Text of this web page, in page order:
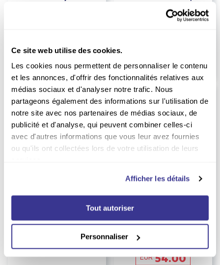
Ce site web utilise des cookies.
Les cookies nous permettent de personnaliser le contenu
et les annonces, d'offrir des fonctionnalités relatives aux
médias sociaux et d'analyser notre trafic. Nous
partageons également des informations sur l'utilisation de
notre site avec nos partenaires de médias sociaux, de
publicité et d'analyse, qui peuvent combiner celles-ci
avec d'autres informations que vous leur avez fournies
ou qu'ils ont collectées lors de votre utilisation de leurs
Afficher les détails
Tout autoriser
Personnaliser
1 an
Abonnement Astrapi Soleil Abonnement Babar
EUR 54.00